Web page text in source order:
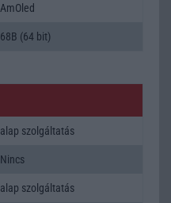
AmOled
68B (64 bit)
alap szolgáltatás
Nincs
alap szolgáltatás